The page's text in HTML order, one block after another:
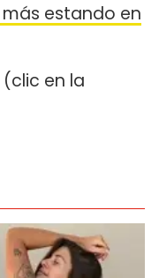
estando en
en la